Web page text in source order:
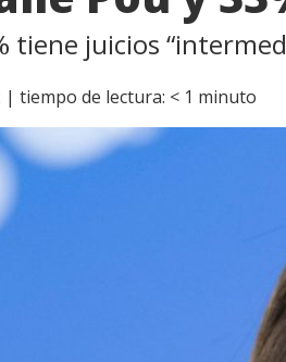
tiene juicios
| tiempo de lectura: < 1 minuto